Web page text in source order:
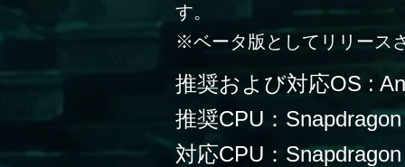
す。
※ベータ版としてリリース
推奨および対応OS :
推奨CPU：
対応CPU：